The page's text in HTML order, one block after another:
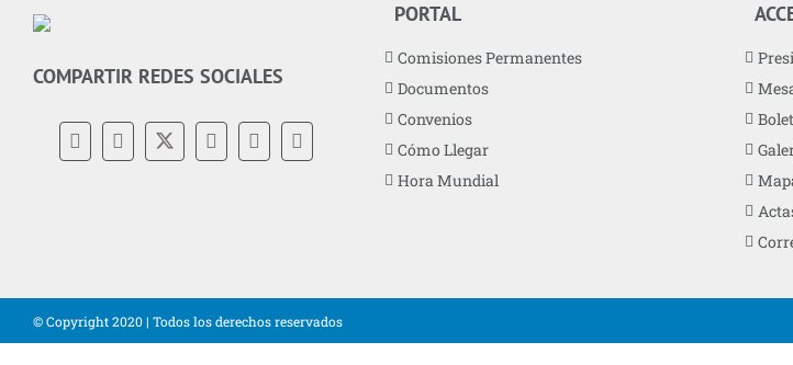
COMPARTIR REDES SOCIALES
PORTAL
Comisiones Permanentes
Documentos
Convenios
Cómo Llegar
Hora Mundial
© Copyright 2020 | Todos los derechos reservados